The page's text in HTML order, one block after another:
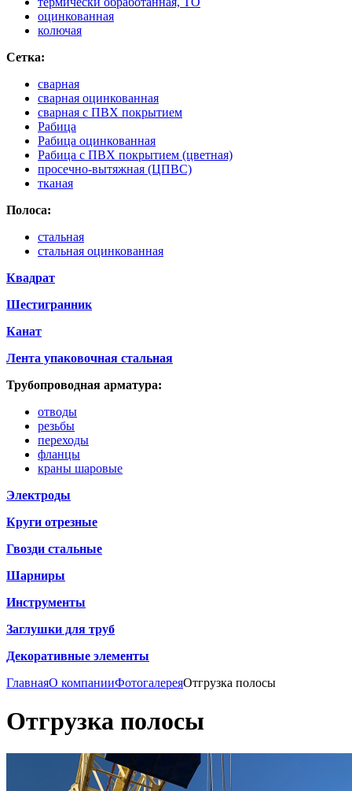
оцинкованная
колючая
Сетка:
сварная
сварная оцинкованная
сварная с ПВХ покрытием
Рабица
Рабица оцинкованная
Рабица с ПВХ покрытием (цветная)
просечно-вытяжная (ЦПВС)
тканая
Полоса:
стальная
стальная оцинкованная
Квадрат
Шестигранник
Канат
Лента упаковочная стальная
Трубопроводная арматура:
отводы
резьбы
переходы
фланцы
краны шаровые
Электроды
Круги отрезные
Гвозди стальные
Шарниры
Инструменты
Заглушки для труб
Декоративные элементы
ГлавнаяО компанииФотогалереяОтгрузка полосы
Отгрузка полосы